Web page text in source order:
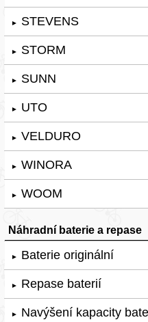
► STEVENS
► STORM
► SUNN
► UTO
► VELDURO
► WINORA
► WOOM
Náhradní baterie a repase
► Baterie originální
► Repase baterií
► Navýšení kapacity